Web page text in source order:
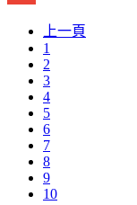
上一頁
1
2
3
4
5
6
7
8
9
10